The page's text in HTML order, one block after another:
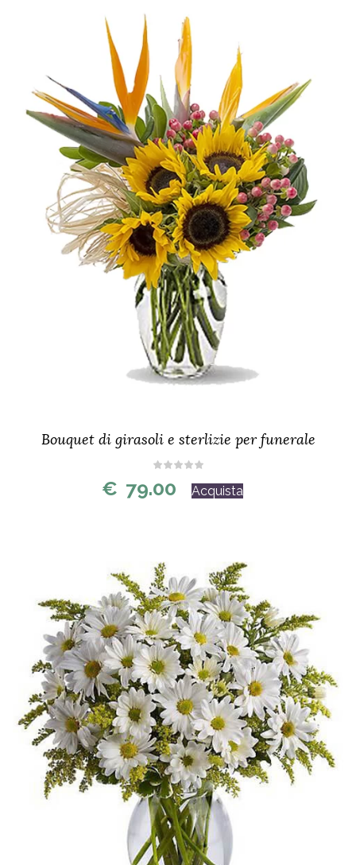
Bouquet di girasoli e sterlizie per funerale
€ 79.00 Acquista